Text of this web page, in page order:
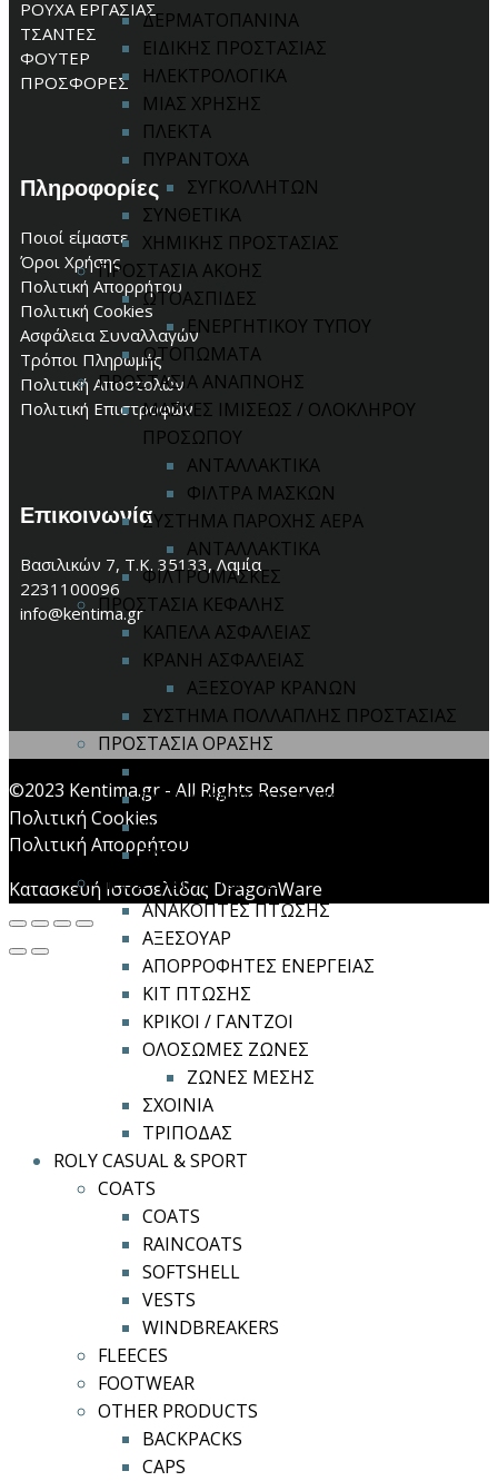
ΔΕΡΜΑΤΟΠΑΝΙΝΑ
ΕΙΔΙΚΗΣ ΠΡΟΣΤΑΣΙΑΣ
ΗΛΕΚΤΡΟΛΟΓΙΚΑ
ΜΙΑΣ ΧΡΗΣΗΣ
ΠΛΕΚΤΑ
ΠΥΡΑΝΤΟΧΑ
ΣΥΓΚΟΛΛΗΤΩΝ
ΣΥΝΘΕΤΙΚΑ
ΧΗΜΙΚΗΣ ΠΡΟΣΤΑΣΙΑΣ
ΠΡΟΣΤΑΣΙΑ ΑΚΟΗΣ
ΩΤΟΑΣΠΙΔΕΣ
ΕΝΕΡΓΗΤΙΚΟΥ ΤΥΠΟΥ
ΩΤΟΠΩΜΑΤΑ
ΠΡΟΣΤΑΣΙΑ ΑΝΑΠΝΟΗΣ
ΜΑΣΚΕΣ ΙΜΙΣΕΩΣ / ΟΛΟΚΛΗΡΟΥ
ΠΡΟΣΩΠΟΥ
ΑΝΤΑΛΛΑΚΤΙΚΑ
ΦΙΛΤΡΑ ΜΑΣΚΩΝ
ΣΥΣΤΗΜΑ ΠΑΡΟΧΗΣ ΑΕΡΑ
ΑΝΤΑΛΛΑΚΤΙΚΑ
ΦΙΛΤΡΟΜΑΣΚΕΣ
ΠΡΟΣΤΑΣΙΑ ΚΕΦΑΛΗΣ
ΚΑΠΕΛΑ ΑΣΦΑΛΕΙΑΣ
ΚΡΑΝΗ ΑΣΦΑΛΕΙΑΣ
ΑΞΕΣΟΥΑΡ ΚΡΑΝΩΝ
ΣΥΣΤΗΜΑ ΠΟΛΛΑΠΛΗΣ ΠΡΟΣΤΑΣΙΑΣ
ΠΡΟΣΤΑΣΙΑ ΟΡΑΣΗΣ
ΓΥΑΛΙΑ ΚΛΕΙΣΤΟΥ ΤΥΠΟΥ
ΠΡΟΣΩΠΙΔΕΣ / ΑΣΠΙΔΙΑ
ΣΥΓΚΟΛΛΗΣΕΙΣ
ΠΡΟΣΤΑΣΙΑ ΠΤΩΣΗΣ
ΑΝΑΚΟΠΤΕΣ ΠΤΩΣΗΣ
ΑΞΕΣΟΥΑΡ
ΑΠΟΡΡΟΦΗΤΕΣ ΕΝΕΡΓΕΙΑΣ
ΚΙΤ ΠΤΩΣΗΣ
ΚΡΙΚΟΙ / ΓΑΝΤΖΟΙ
ΟΛΟΣΩΜΕΣ ΖΩΝΕΣ
ΖΩΝΕΣ ΜΕΣΗΣ
ΣΧΟΙΝΙΑ
ΤΡΙΠΟΔΑΣ
ROLY CASUAL & SPORT
COATS
COATS
RAINCOATS
SOFTSHELL
VESTS
WINDBREAKERS
FLEECES
FOOTWEAR
OTHER PRODUCTS
BACKPACKS
CAPS
ΡΟΥΧΑ ΕΡΓΑΣΙΑΣ
ΤΣΑΝΤΕΣ
ΦΟΥΤΕΡ
ΠΡΟΣΦΟΡΕΣ
Πληροφορίες
Ποιοί είμαστε
Όροι Χρήσης
Πολιτική Απορρήτου
Πολιτική Cookies
Ασφάλεια Συναλλαγών
Τρόποι Πληρωμής
Πολιτική Αποστολών
Πολιτική Επιστροφών
Επικοινωνία
Βασιλικών 7, Τ.Κ. 35133, Λαμία
2231100096
info@kentima.gr
©2023 Kentima.gr - All Rights Reserved
Πολιτική Cookies
Πολιτική Απορρήτου
Κατασκευή Ιστοσελίδας DragonWare